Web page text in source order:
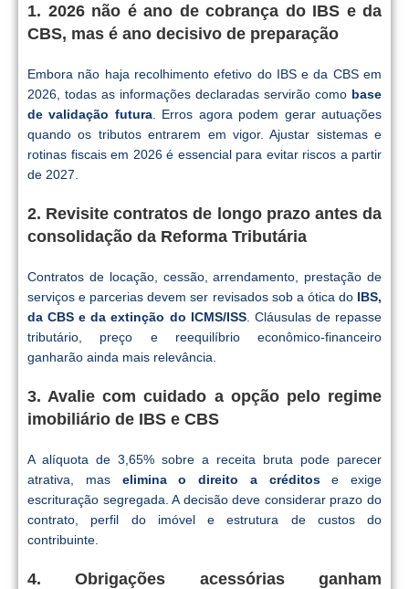
1. 2026 não é ano de cobrança do IBS e da
CBS, mas é ano decisivo de preparação
Embora não haja recolhimento efetivo do IBS e da CBS em
2026, todas as informações declaradas servirão como base
de validação futura. Erros agora podem gerar autuações
quando os tributos entrarem em vigor. Ajustar sistemas e
rotinas fiscais em 2026 é essencial para evitar riscos a partir
de 2027.
2. Revisite contratos de longo prazo antes da
consolidação da Reforma Tributária
Contratos de locação, cessão, arrendamento, prestação de
serviços e parcerias devem ser revisados sob a ótica do IBS,
da CBS e da extinção do ICMS/ISS. Cláusulas de repasse
tributário, preço e reequilíbrio econômico-financeiro
ganharão ainda mais relevância.
3. Avalie com cuidado a opção pelo regime
imobiliário de IBS e CBS
A alíquota de 3,65% sobre a receita bruta pode parecer
atrativa, mas elimina o direito a créditose exige
escrituração segregada. A decisão deve considerar prazo do
contrato, perfil do imóvel e estrutura de custos do
contribuinte.
4. Obrigações acessórias ganham